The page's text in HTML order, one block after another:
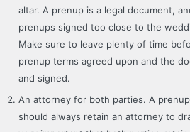
altar. A prenup is a legal document,
prenups signed too close to the
Make sure to leave plenty of time
prenup terms agreed upon and the
and signed.
An attorney for both parties. A
should always retain an attorney to